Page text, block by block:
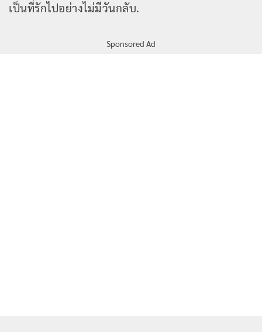
เป็นที่รักไปอย่างไม่มีวันกลับ.
Sponsored Ad